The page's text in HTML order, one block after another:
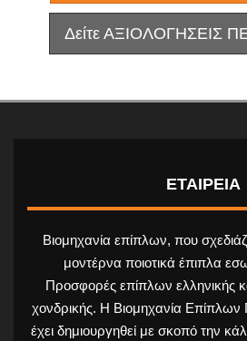
Δείτε ΑΞΙΟΛΟΓΗΣΕΙΣ
ΕΤΑΙΡΕΙΑ
Βιομηχανία επίπλων, που
μοντέρνα ποιοτικά έπιπλα
Προσφορές επίπλων ελληνικής
χονδρικής. Η Βιομηχανία
έχει δημιουργηθεί με σκοπό την